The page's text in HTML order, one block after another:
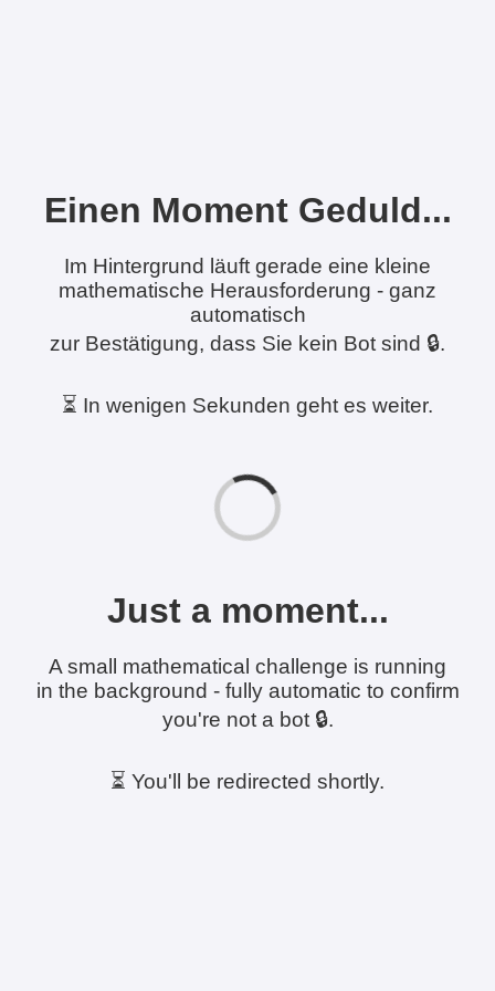
Einen Moment Geduld...
Im Hintergrund läuft gerade eine kleine
mathematische Herausforderung - ganz
automatisch
zur Bestätigung, dass Sie kein Bot sind 🔒.
⏳ In wenigen Sekunden geht es weiter.
Just a moment...
A small mathematical challenge is running
in the background - fully automatic to confirm
you're not a bot 🔒.
⏳ You'll be redirected shortly.